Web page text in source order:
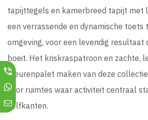
tapijttegels en kamerbreed tapijt met
een verrassende en dynamische toets
omgeving, voor een levendig resultaat
boeit. Het kriskraspatroon en zachte,
kleurenpalet maken van deze
voor ruimtes waar activiteit centraal
zelfkanten.